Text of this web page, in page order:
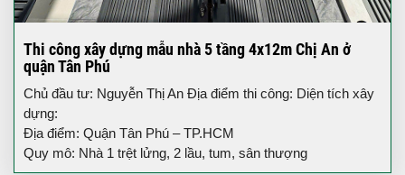
Thi công xây dựng mẫu nhà 5 tầng 4x12m Chị An ở
quận Tân Phú
Chủ đầu tư: Nguyễn Thị An Địa điểm thi công: Diện tích xây
dựng:
Địa điểm: Quận Tân Phú – TP.HCM
Quy mô: Nhà 1 trệt lửng, 2 lầu, tum, sân thượng